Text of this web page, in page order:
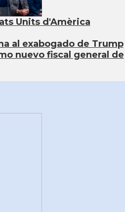
Units d'Amèrica
al exabogado de Trump
nuevo fiscal general de